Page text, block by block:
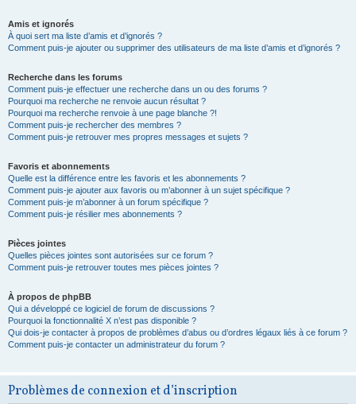
Amis et ignorés
À quoi sert ma liste d’amis et d’ignorés ?
Comment puis-je ajouter ou supprimer des utilisateurs de ma liste d’amis et d’ignorés ?
Recherche dans les forums
Comment puis-je effectuer une recherche dans un ou des forums ?
Pourquoi ma recherche ne renvoie aucun résultat ?
Pourquoi ma recherche renvoie à une page blanche ?!
Comment puis-je rechercher des membres ?
Comment puis-je retrouver mes propres messages et sujets ?
Favoris et abonnements
Quelle est la différence entre les favoris et les abonnements ?
Comment puis-je ajouter aux favoris ou m’abonner à un sujet spécifique ?
Comment puis-je m’abonner à un forum spécifique ?
Comment puis-je résilier mes abonnements ?
Pièces jointes
Quelles pièces jointes sont autorisées sur ce forum ?
Comment puis-je retrouver toutes mes pièces jointes ?
À propos de phpBB
Qui a développé ce logiciel de forum de discussions ?
Pourquoi la fonctionnalité X n’est pas disponible ?
Qui dois-je contacter à propos de problèmes d’abus ou d’ordres légaux liés à ce forum ?
Comment puis-je contacter un administrateur du forum ?
Problèmes de connexion et d’inscription